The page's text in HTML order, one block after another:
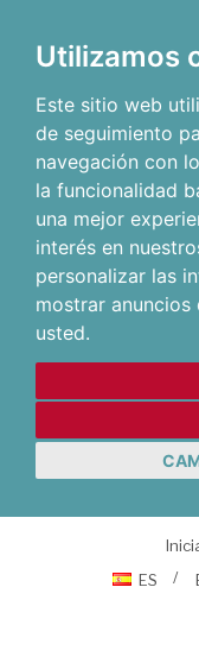
Utilizamos
Este sitio web
de seguimiento
navegación con
la funcionalidad
una mejor
interés en
personalizar las
mostrar anuncios
usted.
ES